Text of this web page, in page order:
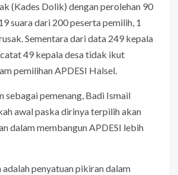
(Kades Dolik) dengan perolehan 90
suara dari 200 peserta pemilih, 1
Sementara dari data 249 kepala
49 kepala desa tidak ikut
pemilihan APDESI Halsel.
sebagai pemenang, Badi Ismail
awal paska dirinya terpilih akan
dalam membangun APDESI lebih
adalah penyatuan pikiran dalam